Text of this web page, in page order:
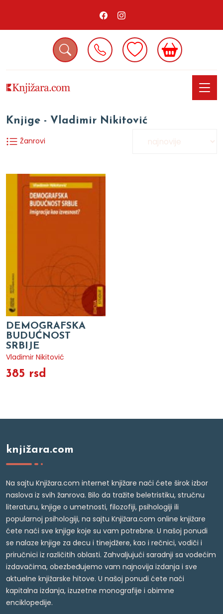
Knjige - Vladimir Nikitović
Žanrovi
DEMOGRAFSKA
BUDUĆNOST
SRBIJE
Vladimir Nikitović
385 rsd
knjižara.com
Na sajtu Knjižara.com internet knjižare naći ćete širok izbor
naslova iz svih žanrova. Bilo da tražite beletristiku, stručnu
literaturu, knjige o umetnosti, filozofiji, psihologiji ili
popularnoj psihologiji, na sajtu Knjižara.com online knjižare
ćete naći sve knjige koje su vam potrebne. U našoj ponudi
se nalaze knjige za decu i tinejdžere, kao i rečnici, vodiči i
priručnici iz različitih oblasti. Zahvaljujući saradnji sa vodećim
izdavačima, obezbeđujemo vam najnovija izdanja i sve
aktuelne knjižarske hitove. U našoj ponudi ćete naći
kapitalna izdanja, izuzetne monografije i obimne
enciklopedije.